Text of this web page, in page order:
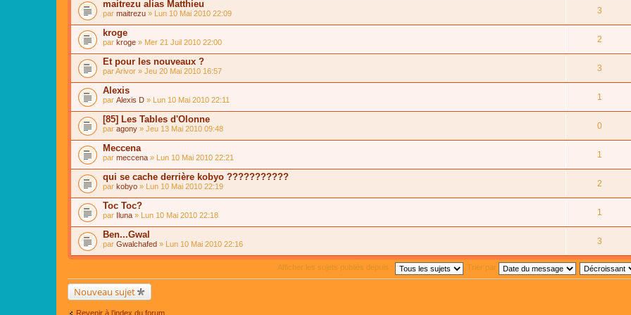
maitrezu alias Matthieu
par maitrezu » Lun 10 Mai 2010 22:09 3
kroge
par kroge » Mer 21 Juil 2010 22:00 2
Et pour les nouveaux ?
parArivor » Jeu 20 Mai 2010 16:57 3
Alexis
par Alexis D » Lun 10 Mai 2010 22:11 1
[85] Les Tables d'Olonne
par agony » Jeu 13 Mai 2010 09:48 0
Meccena
par meccena » Lun 10 Mai 2010 22:21 1
qui se cache derrière kobyo ???????????
par kobyo » Lun 10 Mai 2010 22:19 2
Toc Toc?
par Iluna » Lun 10 Mai 2010 22:18 1
Ben...Gwal
par Gwalchafed » Lun 10 Mai 2010 22:16 3
Afficher les sujets publiés depuis : Trier par
Nouveau sujet
Revenir à l’index du forum